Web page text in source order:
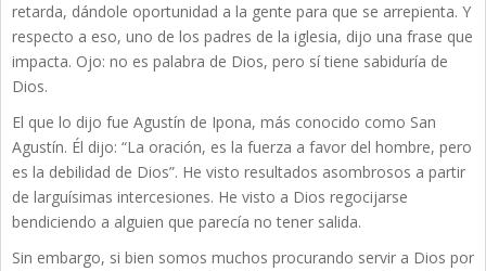
retarda, dándole oportunidad a la gente para que se arrepienta. Y
respecto a eso, uno de los padres de la iglesia, dijo una frase que
impacta. Ojo: no es palabra de Dios, pero sí tiene sabiduría de
Dios.
El que lo dijo fue Agustín de Ipona, más conocido como San
Agustín. Él dijo: “La oración, es la fuerza a favor del hombre, pero
es la debilidad de Dios”. He visto resultados asombrosos a partir
de larguísimas intercesiones. He visto a Dios regocijarse
bendiciendo a alguien que parecía no tener salida.
Sin embargo, si bien somos muchos procurando servir a Dios por